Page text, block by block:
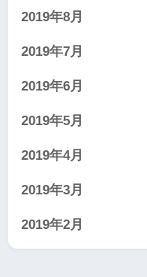
2019年8月
2019年7月
2019年6月
2019年5月
2019年4月
2019年3月
2019年2月